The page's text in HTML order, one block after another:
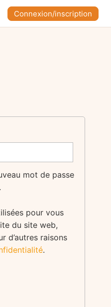
Connexion/inscription
mot de passe
pour vous
du site web,
d’autres raisons
.